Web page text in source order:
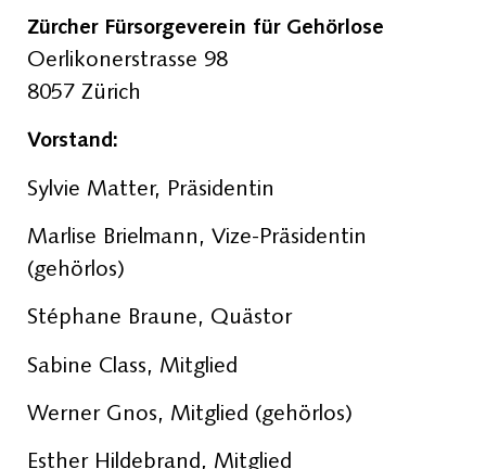
Zürcher Fürsorgeverein für Gehörlose​
Oerlikonerstrasse 98
8057 Zürich
Vorstand:
Sylvie Matter, Präsidentin
Marlise Brielmann, Vize-Präsidentin
(gehörlos)
Stéphane Braune, Quästor
Sabine Class, Mitglied
Werner Gnos, Mitglied (gehörlos)
Esther Hildebrand, Mitglied